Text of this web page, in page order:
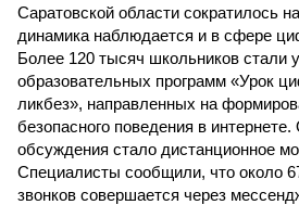
Саратовской области сократилось
динамика наблюдается и в сфере
Более 120 тысяч школьников стали
образовательных программ «Урок
ликбез», направленных на
безопасного поведения в
обсуждения стало дистанционное
Специалисты сообщили, что около
звонков совершается через